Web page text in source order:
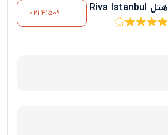
هتل Riva Istanbul 021-41509